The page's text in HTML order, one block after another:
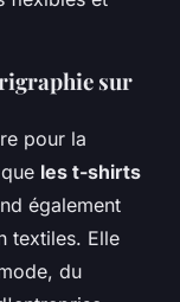
sur
pour la
les t-shirts
également
textiles. Elle
du